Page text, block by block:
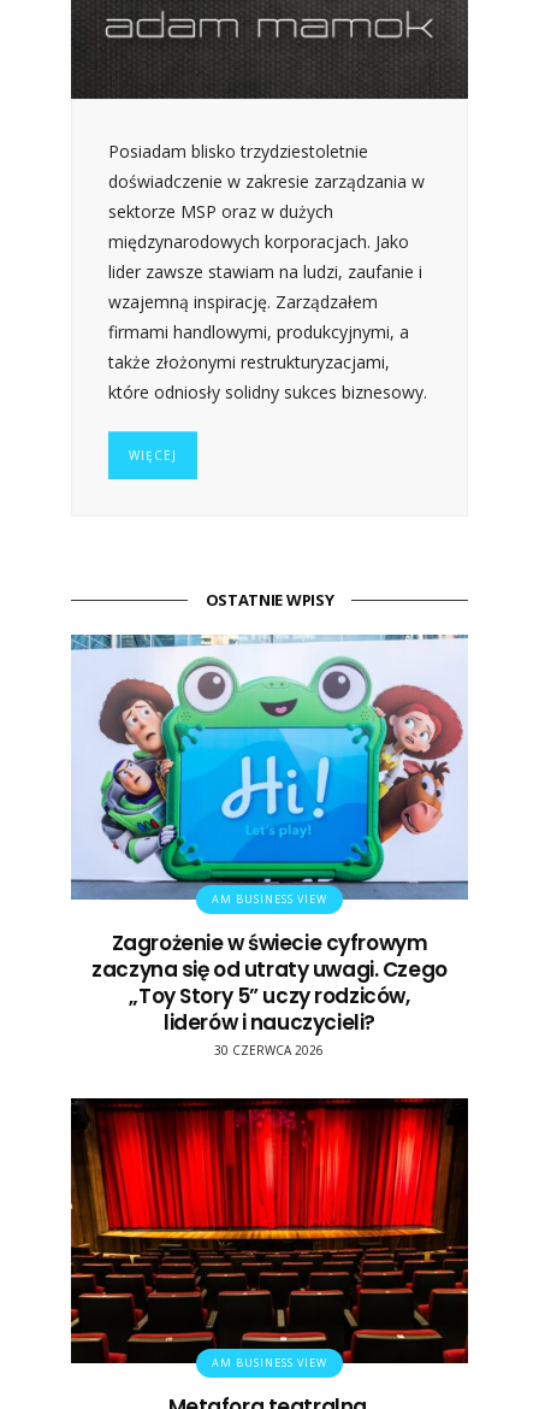
Posiadam blisko trzydziestoletnie
doświadczenie w zakresie zarządzania w
sektorze MSP oraz w dużych
międzynarodowych korporacjach. Jako
lider zawsze stawiam na ludzi, zaufanie i
wzajemną inspirację. Zarządzałem
firmami handlowymi, produkcyjnymi, a
także złożonymi restrukturyzacjami,
które odniosły solidny sukces biznesowy.
WIĘCEJ
OSTATNIE WPISY
AM BUSINESS VIEW
Zagrożenie w świecie cyfrowym
zaczyna się od utraty uwagi. Czego
„Toy Story 5” uczy rodziców,
liderów i nauczycieli?
30 CZERWCA 2026
AM BUSINESS VIEW